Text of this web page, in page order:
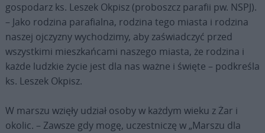
gospodarz ks. Leszek Okpisz (proboszcz parafii pw. NSPJ).
– Jako rodzina parafialna, rodzina tego miasta i rodzina
naszej ojczyzny wychodzimy, aby zaświadczyć przed
wszystkimi mieszkańcami naszego miasta, że rodzina i
każde ludzkie życie jest dla nas ważne i święte – podkreśla
ks. Leszek Okpisz.
W marszu wzięły udział osoby w każdym wieku z Żar i
okolic. – Zawsze gdy mogę, uczestniczę w „Marszu dla